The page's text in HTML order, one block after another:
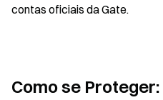
contas oficiais da Gate.
Como se Proteger: